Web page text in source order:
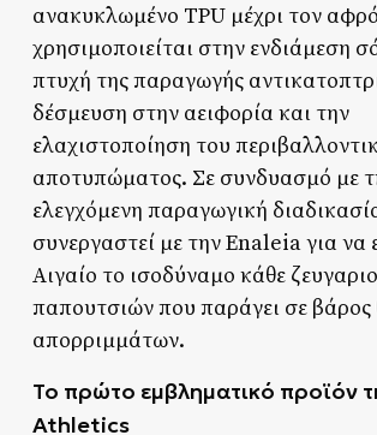
ανακυκλωμένο TPU μέχρι τον
χρησιμοποιείται στην ενδιάμεση
πτυχή της παραγωγής
δέσμευση στην αειφορία και την
ελαχιστοποίηση του
αποτυπώματος. Σε συνδυασμό με
ελεγχόμενη παραγωγική
συνεργαστεί με την Enaleia για να
Αιγαίο το ισοδύναμο κάθε
παπουτσιών που παράγει σε
απορριμμάτων.
Το πρώτο εμβληματικό προϊόν
Athletics